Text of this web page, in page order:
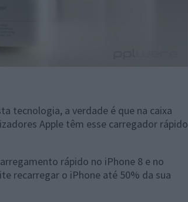
tecnologia, a verdade é que na caixa
Apple têm esse carregador rápido
rápido no iPhone 8 e no
recarregar o iPhone até 50% da sua